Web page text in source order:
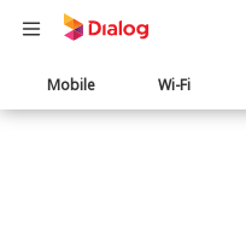
Main
navigation
Mobile Wi-Fi